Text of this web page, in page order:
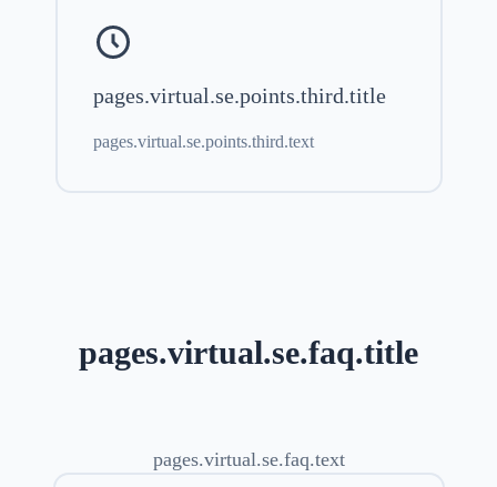
pages.virtual.se.points.third.title
pages.virtual.se.points.third.text
pages.virtual.se.faq.title
pages.virtual.se.faq.text